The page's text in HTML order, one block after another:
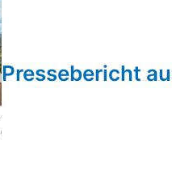
Pressebericht